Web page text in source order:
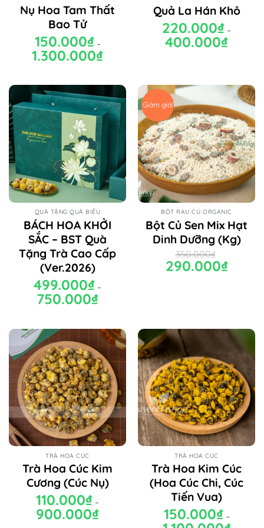
Nụ Hoa Tam Thất
Bao Tử
150.000₫ –
1.300.000₫Khoảng
1.300.000₫
Quả La Hán Khô
220.000₫ –
400.000₫Khoảng
QUÀ TẶNG QUÀ BIẾU
BÁCH HOA KHỞI
SẮC – BST Quà
Tặng Trà Cao Cấp
(Ver.2026)
499.000₫ –
750.000₫Khoảng
750.000₫
Giảm giá!
BỘT RAU CỦ ORGANIC
Bột Củ Sen Mix Hạt
Dinh Dưỡng (Kg)
350.000₫
Giá
gốc
290.000₫Giá
hiện
TRÀ HOA CÚC
Trà Hoa Cúc Kim
Cương (Cúc Nụ)
110.000₫ –
900.000₫Khoảng
TRÀ HOA CÚC
Trà Hoa Kim Cúc
(Hoa Cúc Chi, Cúc
Tiến Vua)
150.000₫ –
Khoảng